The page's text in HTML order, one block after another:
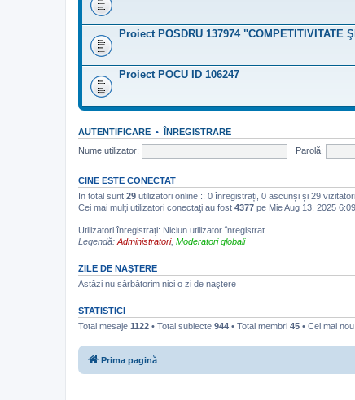
Proiect POSDRU 137974 "COMPETITIVITATE
Proiect POCU ID 106247
AUTENTIFICARE • ÎNREGISTRARE
Nume utilizator:
Parolă:
CINE ESTE CONECTAT
In total sunt 29 utilizatori online :: 0 înregistrați, 0 ascunși și 29
Cei mai mulţi utilizatori conectaţi au fost 4377 pe Mie Aug 13, 2025
Utilizatori înregistraţi: Niciun utilizator înregistrat
Legendă: Administratori, Moderatori globali
ZILE DE NAŞTERE
Astăzi nu sărbătorim nici o zi de naştere
STATISTICI
Total mesaje 1122 • Total subiecte 944 • Total membri 45 • Cel mai
Prima pagină